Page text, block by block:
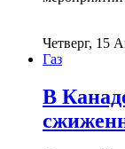
Четверг, 15
Газ
В